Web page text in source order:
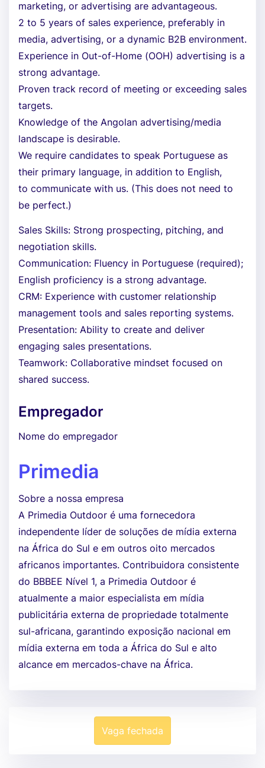
marketing, or advertising are advantageous.
2 to 5 years of sales experience, preferably in
media, advertising, or a dynamic B2B environment.
Experience in Out-of-Home (OOH) advertising is a
strong advantage.
Proven track record of meeting or exceeding sales
targets.
Knowledge of the Angolan advertising/media
landscape is desirable.
We require candidates to speak Portuguese as
their primary language, in addition to English,
to communicate with us. (This does not need to
be perfect.)
Sales Skills: Strong prospecting, pitching, and
negotiation skills.
Communication: Fluency in Portuguese (required);
English proficiency is a strong advantage.
CRM: Experience with customer relationship
management tools and sales reporting systems.
Presentation: Ability to create and deliver
engaging sales presentations.
Teamwork: Collaborative mindset focused on
shared success.
Empregador
Nome do empregador
Primedia
Sobre a nossa empresa
A Primedia Outdoor é uma fornecedora
independente líder de soluções de mídia externa
na África do Sul e em outros oito mercados
africanos importantes. Contribuidora consistente
do BBBEE Nível 1, a Primedia Outdoor é
atualmente a maior especialista em mídia
publicitária externa de propriedade totalmente
sul-africana, garantindo exposição nacional em
mídia externa em toda a África do Sul e alto
alcance em mercados-chave na África.
Vaga fechada